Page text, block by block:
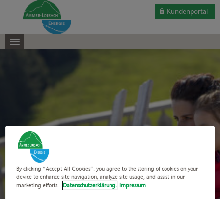
Kundenportal
Für alle, die Wert auf
NEUIGKEITEN
aus erster Hand legen.
By clicking “Accept All Cookies”, you agree to the storing of cookies on your
device to enhance site navigation, analyze site usage, and assist in our
marketing efforts.
Datenschutzerklärung. Impressum